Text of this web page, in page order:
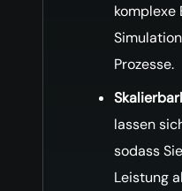
komplexe
Prozesse.
lassen
sodass
Leistung